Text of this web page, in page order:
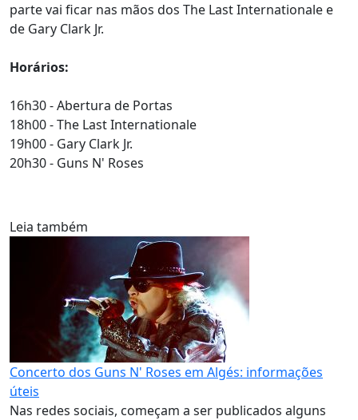
parte vai ficar nas mãos dos The Last Internationale e
de Gary Clark Jr.
Horários:
16h30 - Abertura de Portas
18h00 - The Last Internationale
19h00 - Gary Clark Jr.
20h30 - Guns N' Roses
Leia também
Concerto dos Guns N' Roses em Algés: informações
úteis
Nas redes sociais, começam a ser publicados alguns